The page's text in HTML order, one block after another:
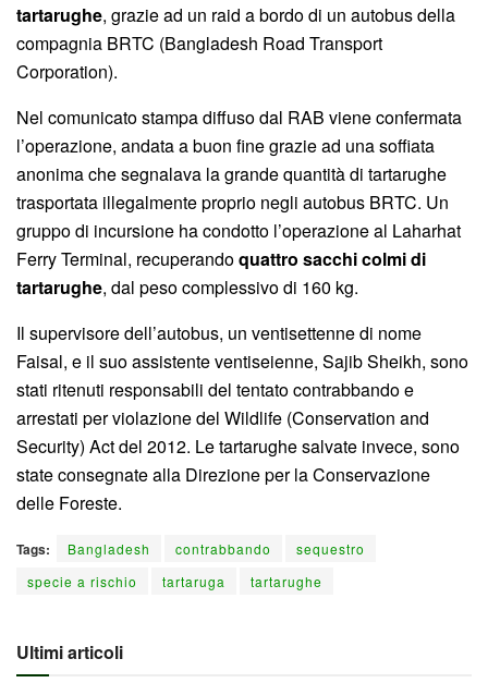
tartarughe, grazie ad un raid a bordo di un autobus della
compagnia BRTC (Bangladesh Road Transport
Corporation).
Nel comunicato stampa diffuso dal RAB viene confermata
l’operazione, andata a buon fine grazie ad una soffiata
anonima che segnalava la grande quantità di tartarughe
trasportata illegalmente proprio negli autobus BRTC. Un
gruppo di incursione ha condotto l’operazione al Laharhat
Ferry Terminal, recuperandoquattro sacchi colmi di
tartarughe, dal peso complessivo di 160 kg.
Il supervisore dell’autobus, un ventisettenne di nome
Faisal, e il suo assistente ventiseienne, Sajib Sheikh, sono
stati ritenuti responsabili del tentato contrabbando e
arrestati per violazione del Wildlife (Conservation and
Security) Act del 2012. Le tartarughe salvate invece, sono
state consegnate alla Direzione per la Conservazione
delle Foreste.
Tags: Bangladesh contrabbando
sequestro
specie a rischio
tartaruga tartarughe
Ultimi articoli